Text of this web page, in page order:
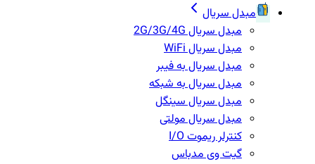
مبدل سریال
مبدل سریال 2G/3G/4G
مبدل سریال WiFi
مبدل سریال به فیبر
مبدل سریال به شبکه
مبدل سریال سینگل
مبدل سریال مولتی
کنترلر ریموت I/O
گیت وی مدباس